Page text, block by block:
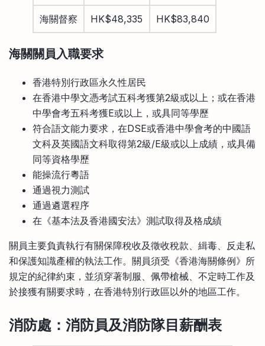
海關督察 HK$48,335 HK$83,840
海關關員入職要求
香港特別行政區永久性居民
在香港中學文憑考試五科考獲第2級或以上；或在香港
中學會考五科考獲E或以上，或具同等學歷
符合語文能力要求，在DSE或香港中學會考的中國語
文科及英國語文科取得第2級/E級或以上成績，或具備
同等資格學歷
能操流行粵語
通過視力測試
通過遴選程序
在《基本法及香港國安法》測試取得及格成績
關員主要負責執行有關保障稅收及徵收稅款、緝毒、反走私
和保護知識產權的執法工作。關員須受《香港海關條例》所
規定的紀律約束，並須穿著制服、佩帶槍械、不定時工作及
於接獲有關要求時，在香港特別行政區以外的地區工作。
消防處 ：消防員及消防隊目 薪酬表